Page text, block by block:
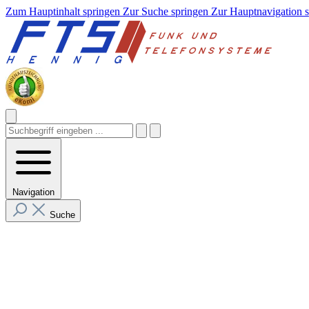
Zum Hauptinhalt springen Zur Suche springen Zur Hauptnavigation
Navigation
Suche